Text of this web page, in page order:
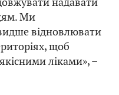
Ми
відновлювати
щоб
ліками», –